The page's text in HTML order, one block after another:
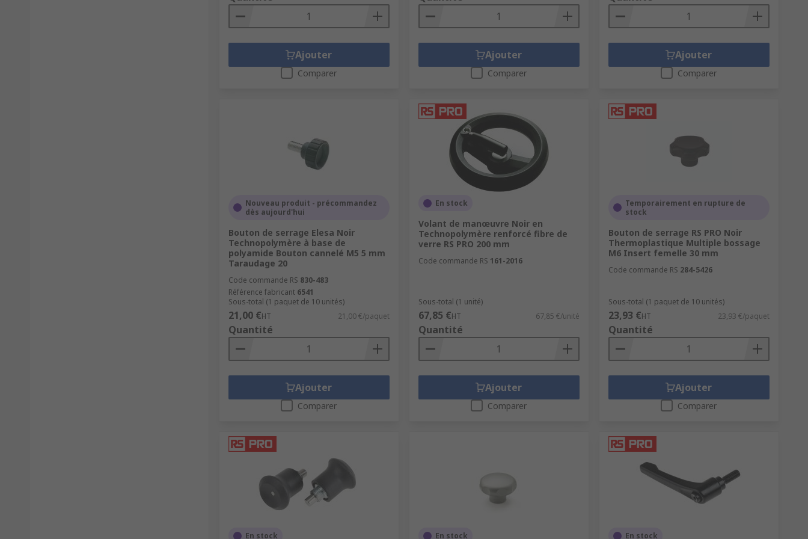
Ajouter
Comparer
Ajouter
Comparer
Ajouter
Comparer
Nouveau produit - précommandez
dès aujourd'hui
Bouton de serrage Elesa Noir
Technopolymère à base de
polyamide Bouton cannelé M5 5 mm
Taraudage 20
Code commande RS 830-483
Référence fabricant 6541
Sous-total (1 paquet de 10 unités)
21,00 €HT 21,00 €/paquet
Quantité
Ajouter
Comparer
En stock
Volant de manœuvre Noir en
Technopolymère renforcé fibre de
verre RS PRO 200 mm
Code commande RS 161-2016
Sous-total (1 unité)
67,85 €HT 67,85 €/unité
Quantité
Ajouter
Comparer
Temporairement en rupture de
stock
Bouton de serrage RS PRO Noir
Thermoplastique Multiple bossage
M6 Insert femelle 30 mm
Code commande RS 284-5426
Sous-total (1 paquet de 10 unités)
23,93 €HT 23,93 €/paquet
Quantité
Ajouter
Comparer
En stock En stock En stock